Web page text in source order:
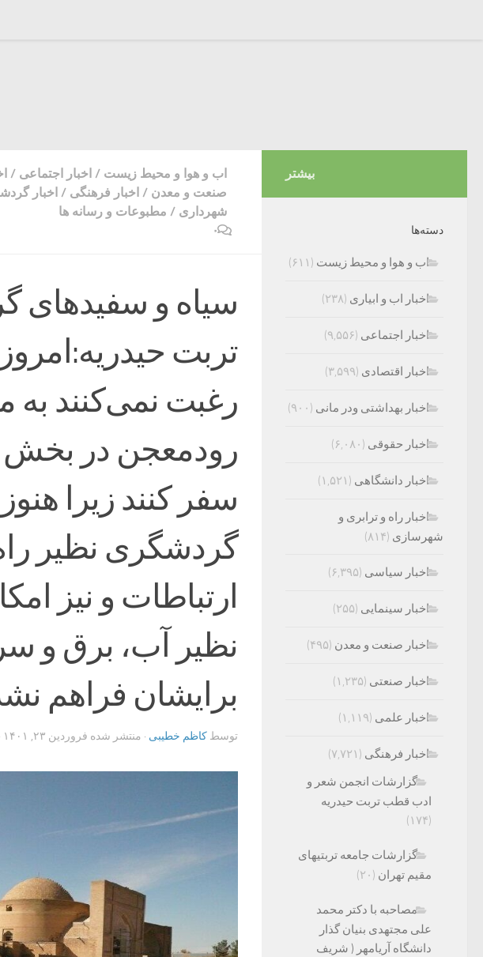
اب و هوا و محیط زیست / اخبار اجتماعی /
صنعت و معدن / اخبار فرهنگی / اخبار
شهرداری / مطبوعات و رسانه ها
۰
سیاه و سفیدهای
تربت‌
رغبت نمی‌کنند به
رودمعجن در بخش
سفر کنند زیرا
گردشگری نظیر
ارتباطات و نیز
نظیر آب، برق و
برایشان فراهم
توسط کاظم خطیبی · منتشر شده فروردین ۲۳, ۱۴۰۱
بیشتر
دسته‌ها
اب و هوا و محیط زیست (۶۱۱)
اخبار اب و ابیاری (۲۳۸)
اخبار اجتماعی (۹,۵۵۶)
اخبار اقتصادی (۳,۵۹۹)
اخبار بهداشتی ودر مانی (۹۰۰)
اخبار حقوقی (۶,۰۸۰)
اخبار دانشگاهی (۱,۵۲۱)
اخبار راه و ترابری و
شهرسازی (۸۱۴)
اخبار سیاسی (۶,۳۹۵)
اخبار سینمایی (۲۵۵)
اخبار صنعت و معدن (۴۹۵)
اخبار صنعتی (۱,۲۳۵)
اخبار علمی (۱,۱۱۹)
اخبار فرهنگی (۷,۷۲۱)
گزارشات انجمن شعر و
ادب قطب تربت حیدریه
(۱۷۴)
گزارشات جامعه تربتیهای
مقیم تهران (۲۰)
مصاحبه با دکتر محمد
علی مجتهدی بنیان گذار
دانشگاه آریامهر ( شریف